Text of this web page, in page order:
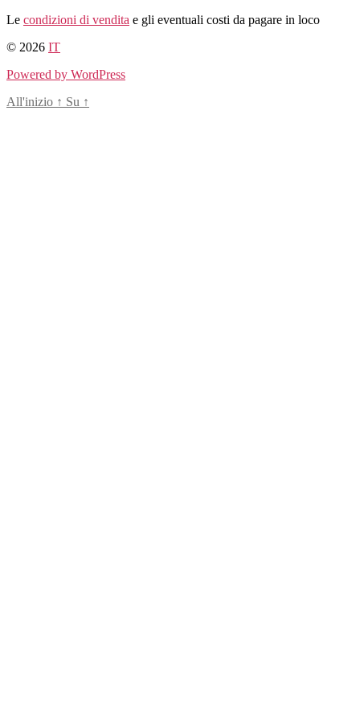
Salta
contenuto
Le condizioni di vendita e gli eventuali costi da pagare in loco
© 2026 IT
Powered by WordPress
All'inizio ↑ Su ↑